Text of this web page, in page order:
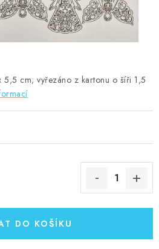
podmínky
údajů
Ověřování recenzí
5,5 cm; vyřezáno z kartonu o šíři 1,5
DO KOŠÍKU